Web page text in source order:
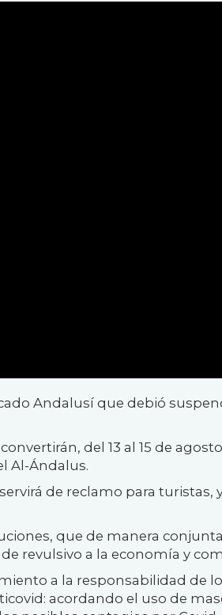
Andalusí que debió
del 13 al 15 de
Al-Ándalus.
de reclamo para turistas,
que de manera
revulsivo a la economía y
a la responsabilidad de
acordando el uso de